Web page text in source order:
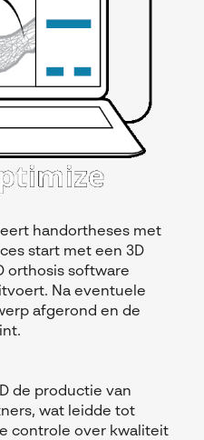
handortheses met
start met een 3D
orthosis software
Na eventuele
afgerond en de
de productie van
wat leidde tot
controle over kwaliteit